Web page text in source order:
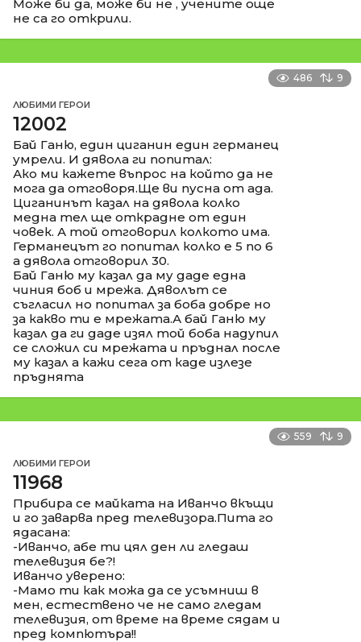
Може би да, може би не , учените още
не са го открили.
486 9
ЛЮБИМИ ГЕРОИ
12002
Бай Ганю, един циганин един германец
умрели. И дявола ги попитал:
Ако ми кажете въпрос на който да не
мога да отговоря.Ще ви пусна от ада.
Циганинът казал на дявола колко
медна тел ще открадне от един
човек. А той отговорил колкото има.
Германецът го попитал колко е 5 по 6
а дявола отговорил 30.
Бай Ганю му казал да му даде една
чиния боб и мрежа. Дяволът се
съгласил но попитал за боба добре но
за какво ти е мрежата.А бай Ганю му
казал да ги даде изял той боба надупил
се сложил си мрежата и пръднал после
му казал а кажи сега от каде излезе
пръднята
559 9
ЛЮБИМИ ГЕРОИ
11968
Прибира се майката на Иванчо вкъщи
и го заварва пред телевизора.Пита го
ядасана:
-Иванчо, абе ти цял ден ли гледаш
телевизия бе?!
Иванчо уверено:
-Мамо ти как можа да се усъмниш в
мен, естествено че не само гледам
телевизия, от време на време сядам и
пред компютъра!!